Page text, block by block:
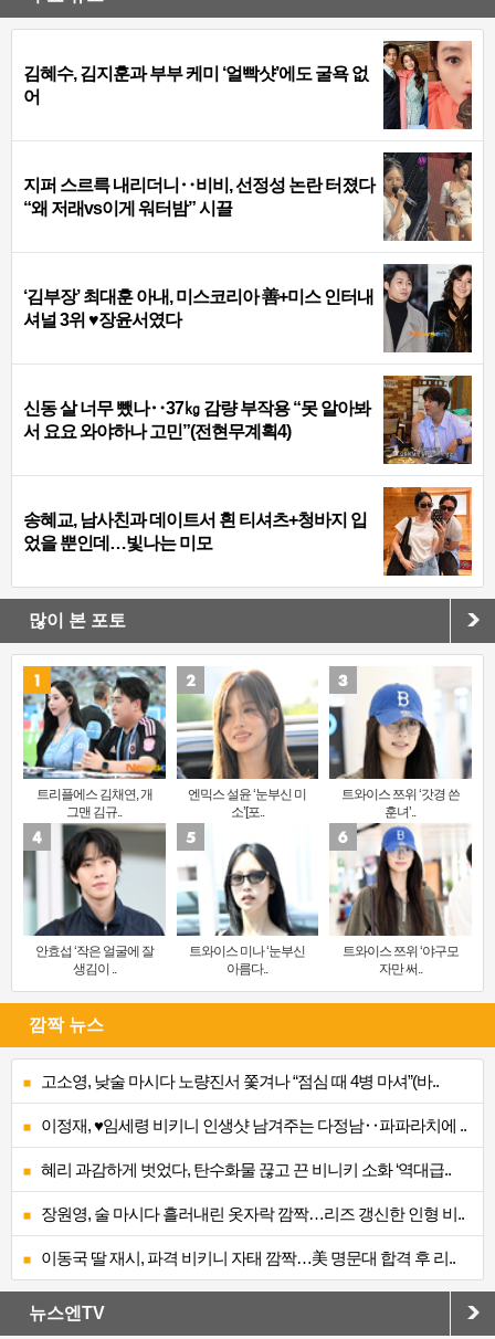
김혜수, 김지훈과 부부 케미 ‘얼빡샷’에도 굴욕 없
어
지퍼 스르륵 내리더니‥비비, 선정성 논란 터졌다
“왜 저래vs이게 워터밤” 시끌
‘김부장’ 최대훈 아내, 미스코리아 善+미스 인터내
셔널 3위 ♥장윤서였다
신동 살 너무 뺐나‥37㎏ 감량 부작용 “못 알아봐
서 요요 와야하나 고민”(전현무계획4)
송혜교, 남사친과 데이트서 흰 티셔츠+청바지 입
었을 뿐인데…빛나는 미모
많이 본 포토
트리플에스 김채연, 개
그맨 김규..
엔믹스 설윤 ‘눈부신 미
소’[포..
트와이스 쯔위 ‘갓경 쓴
훈녀’..
안효섭 ‘작은 얼굴에 잘
생김이 ..
트와이스 미나 ‘눈부신
아름다..
트와이스 쯔위 ‘야구모
자만 써..
깜짝 뉴스
고소영, 낮술 마시다 노량진서 쫓겨나 “점심 때 4병 마셔”(바..
이정재, ♥임세령 비키니 인생샷 남겨주는 다정남‥파파라치에 ..
혜리 과감하게 벗었다, 탄수화물 끊고 끈 비니키 소화 ‘역대급..
장원영, 술 마시다 흘러내린 옷자락 깜짝…리즈 갱신한 인형 비..
이동국 딸 재시, 파격 비키니 자태 깜짝…美 명문대 합격 후 리..
뉴스엔TV